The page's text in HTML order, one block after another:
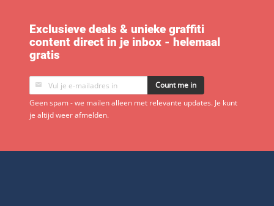
Exclusieve deals & unieke graffiti
content direct in je inbox - helemaal
gratis
Count me in
Geen spam - we mailen alleen met relevante updates. Je kunt
je altijd weer afmelden.